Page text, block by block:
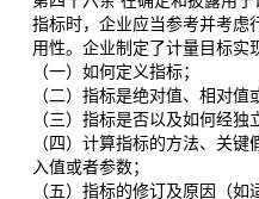
指标时，企业应当参考并考虑
用性。企业制定了计量目标实
（一）如何定义指标；
（二）指标是绝对值、相对值
（三）指标是否以及如何经独
（四）计算指标的方法、关
入值或者参数；
（五）指标的修订及原因（如